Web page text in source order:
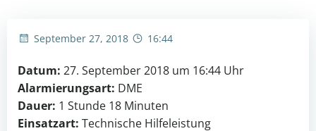
September 27, 2018 16:44
Datum: 27. September 2018 um 16:44 Uhr
Alarmierungsart: DME
Dauer: 1 Stunde 18 Minuten
Einsatzart: Technische Hilfeleistung